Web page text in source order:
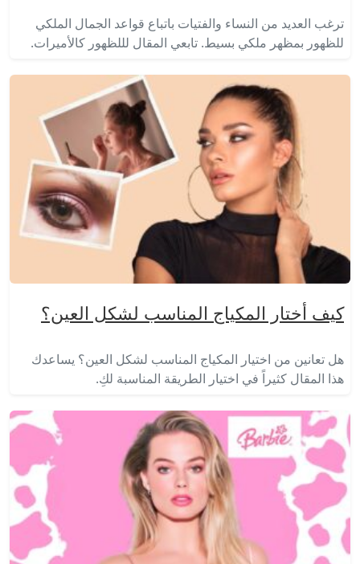
ترغب العديد من النساء والفتيات باتباع قواعد الجمال الملكي
للظهور بمظهر ملكي بسيط. تابعي المقال لللظهور كالأميرات.
كيف أختار المكياج المناسب لشكل العين؟
هل تعانين من اختيار المكياج المناسب لشكل العين؟ يساعدك
هذا المقال كثيراً في اختيار الطريقة المناسبة لكِ.